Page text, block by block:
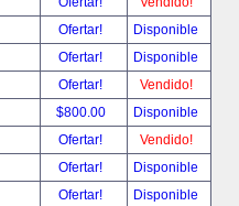
Ofertar!
Disponible
Ofertar!
Disponible
Ofertar!
Vendido!
$800.00
Disponible
Ofertar!
Vendido!
Ofertar!
Disponible
Ofertar!
Disponible